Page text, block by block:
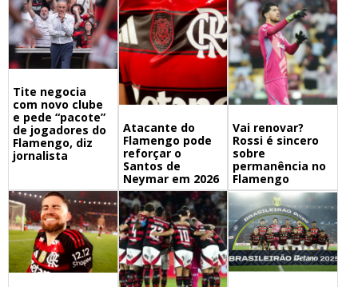
Tite negocia
com novo clube
e pede “pacote”
de jogadores do
Flamengo, diz
jornalista
Atacante do
Flamengo pode
reforçar o
Santos de
Neymar em 2026
Vai renovar?
Rossi é sincero
sobre
permanência no
Flamengo